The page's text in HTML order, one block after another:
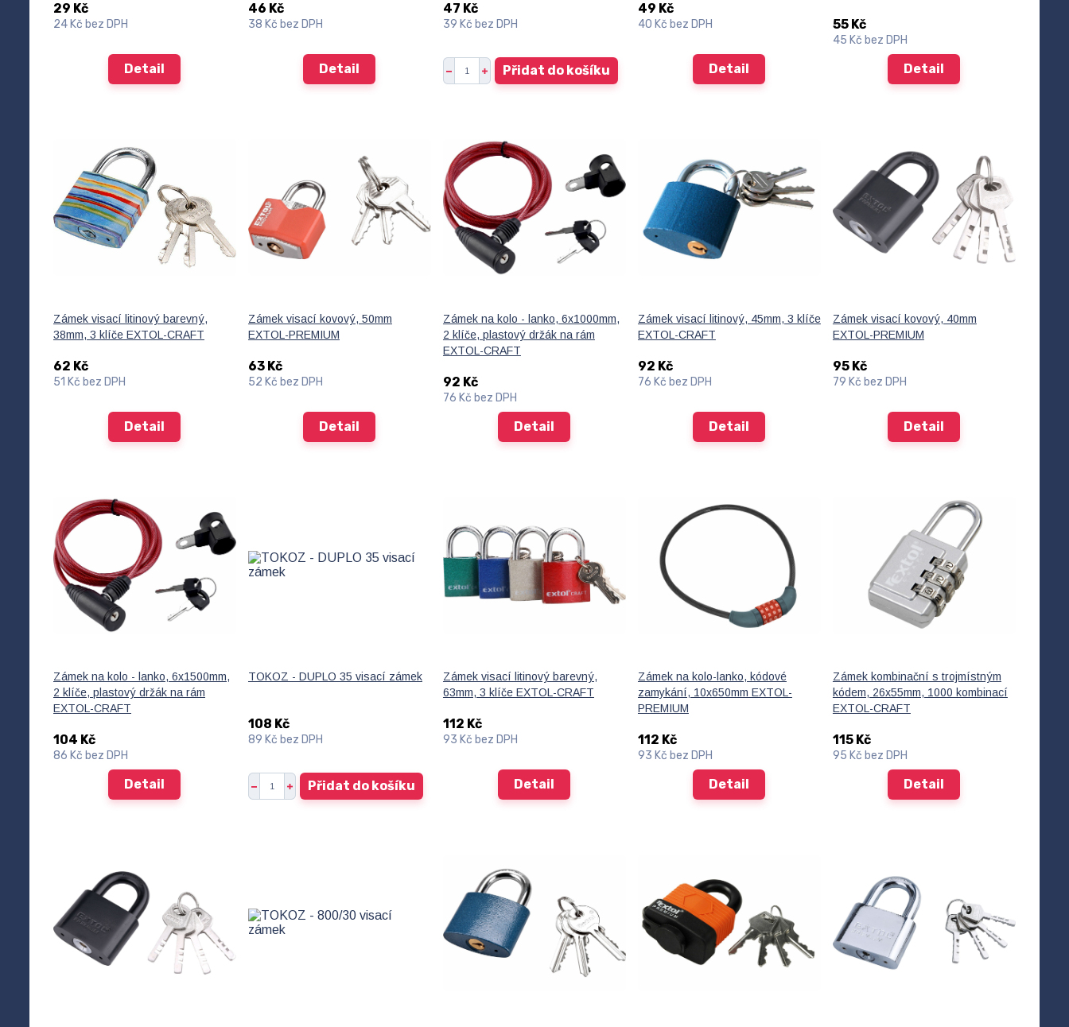
29 Kč
24 Kč bez DPH
Detail
46 Kč
38 Kč bez DPH
Detail
47 Kč
39 Kč bez DPH
Přidat do košíku
49 Kč
40 Kč bez DPH
Detail
55 Kč
45 Kč bez DPH
Detail
Zámek visací litinový barevný,
38mm, 3 klíče EXTOL-CRAFT
62 Kč
51 Kč bez DPH
Detail
Zámek visací kovový, 50mm
EXTOL-PREMIUM
63 Kč
52 Kč bez DPH
Detail
Zámek na kolo - lanko, 6x1000mm,
2 klíče, plastový držák na rám
EXTOL-CRAFT
92 Kč
76 Kč bez DPH
Detail
Zámek visací litinový, 45mm, 3 klíče
EXTOL-CRAFT
92 Kč
76 Kč bez DPH
Detail
Zámek visací kovový, 40mm
EXTOL-PREMIUM
95 Kč
79 Kč bez DPH
Detail
Zámek na kolo - lanko, 6x1500mm,
2 klíče, plastový držák na rám
EXTOL-CRAFT
104 Kč
86 Kč bez DPH
Detail
TOKOZ - DUPLO 35 visací zámek
108 Kč
89 Kč bez DPH
Přidat do košíku
Zámek visací litinový barevný,
63mm, 3 klíče EXTOL-CRAFT
112 Kč
93 Kč bez DPH
Detail
Zámek na kolo-lanko, kódové
zamykání, 10x650mm EXTOL-
PREMIUM
112 Kč
93 Kč bez DPH
Detail
Zámek kombinační s trojmístným
kódem, 26x55mm, 1000 kombinací
EXTOL-CRAFT
115 Kč
95 Kč bez DPH
Detail